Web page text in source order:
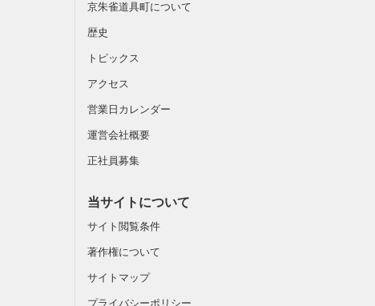
京朱雀道具町について
歴史
トピックス
アクセス
営業日カレンダー
運営会社概要
正社員募集
当サイトについて
サイト閲覧条件
著作権について
サイトマップ
プライバシーポリシー